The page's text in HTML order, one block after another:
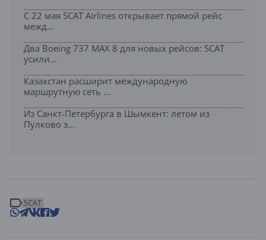
С 22 мая SCAT Airlines открывает прямой рейс
межд...
Два Boeing 737 MAX 8 для новых рейсов: SCAT
усили...
Казахстан расширит международную
маршрутную сеть ...
Из Санкт-Петербурга в Шымкент: летом из
Пулково з...
SCAT